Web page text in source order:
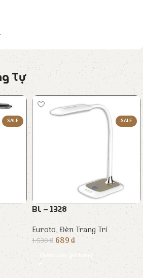
Tự
SALE SALE
BL – 1328
Euroto,Đèn Trang Trí
1.530₫ 689₫
Thêm vào giỏ hàng